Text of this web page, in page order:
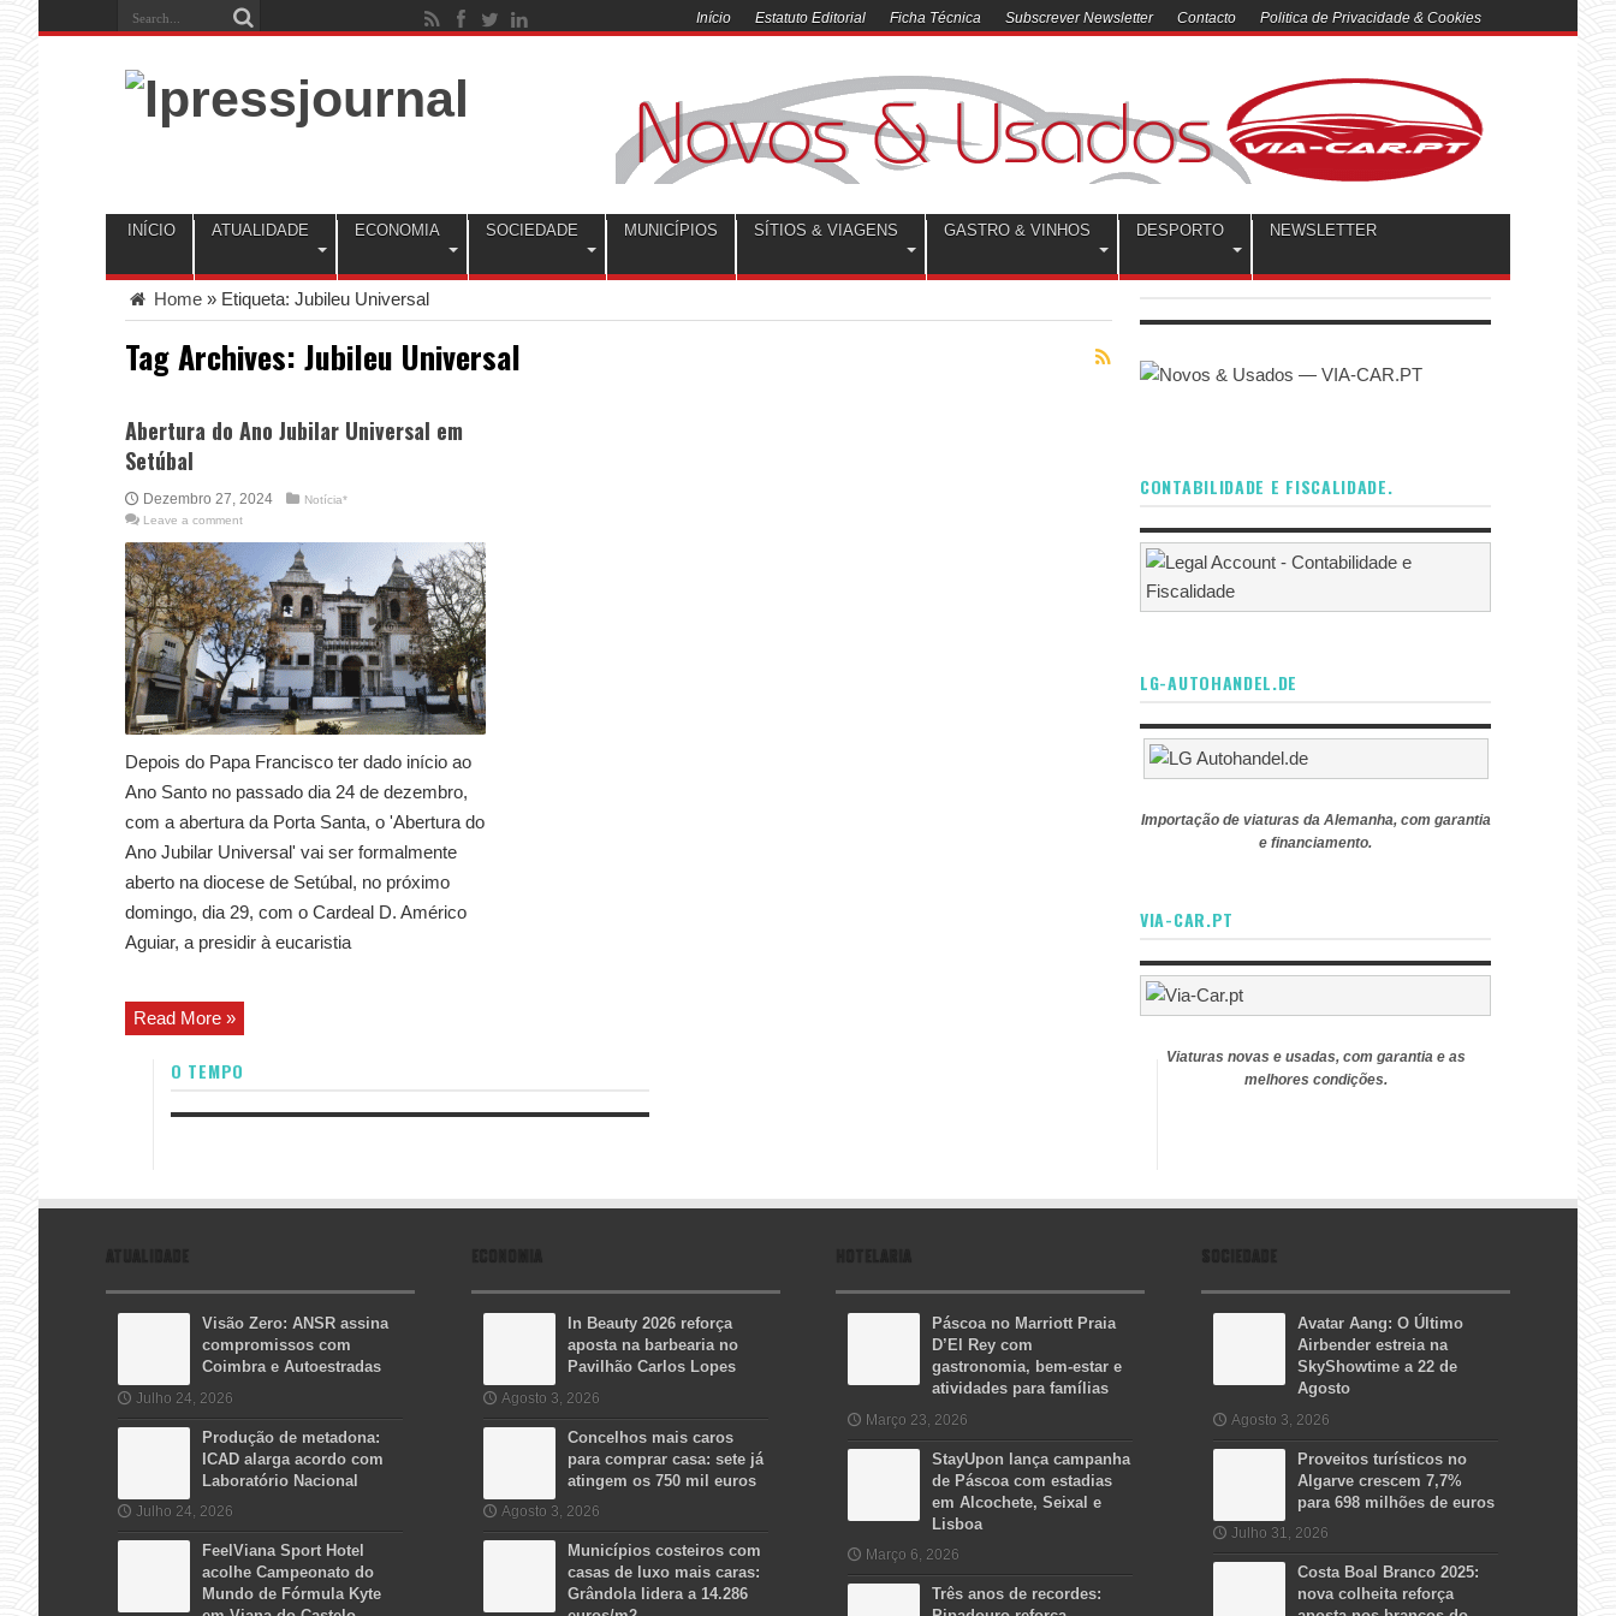
Início Estatuto Editorial Ficha Técnica Subscrever Newsletter Contacto Politica de Privacidade & Cookies
INÍCIO ATUALIDADE ECONOMIA SOCIEDADE MUNICÍPIOS SÍTIOS & VIAGENS GASTRO & VINHOS DESPORTO NEWSLETTER
Home » Etiqueta: Jubileu Universal
Tag Archives: Jubileu Universal
Abertura do Ano Jubilar Universal em
Setúbal
Dezembro 27, 2024
Notícia*
Leave a comment
Depois do Papa Francisco ter dado início ao
Ano Santo no passado dia 24 de dezembro,
com a abertura da Porta Santa, o 'Abertura do
Ano Jubilar Universal' vai ser formalmente
aberto na diocese de Setúbal, no próximo
domingo, dia 29, com o Cardeal D. Américo
Aguiar, a presidir à eucaristia
Read More »
O TEMPO
CONTABILIDADE E FISCALIDADE.
LG-AUTOHANDEL.DE
Importação de viaturas da Alemanha, com garantia
e financiamento.
VIA-CAR.PT
Viaturas novas e usadas, com garantia e as
melhores condições.
ATUALIDADE
Visão Zero: ANSR assina
compromissos com
Coimbra e Autoestradas
Julho 24, 2026
Produção de metadona:
ICAD alarga acordo com
Laboratório Nacional
Julho 24, 2026
FeelViana Sport Hotel
acolhe Campeonato do
Mundo de Fórmula Kyte
ECONOMIA
In Beauty 2026 reforça
aposta na barbearia no
Pavilhão Carlos Lopes
Agosto 3, 2026
Concelhos mais caros
para comprar casa: sete já
atingem os 750 mil euros
Agosto 3, 2026
Municípios costeiros com
casas de luxo mais caras:
Grândola lidera a 14.286
HOTELARIA
Páscoa no Marriott Praia
D’El Rey com
gastronomia, bem-estar e
atividades para famílias
Março 23, 2026
StayUpon lança campanha
de Páscoa com estadias
em Alcochete, Seixal e
Lisboa
Março 6, 2026
Três anos de recordes:
SOCIEDADE
Avatar Aang: O Último
Airbender estreia na
SkyShowtime a 22 de
Agosto
Agosto 3, 2026
Proveitos turísticos no
Algarve crescem 7,7%
para 698 milhões de euros
Julho 31, 2026
Costa Boal Branco 2025:
nova colheita reforça